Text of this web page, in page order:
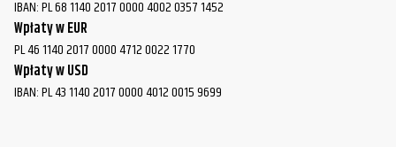
IBAN: PL 68 1140 2017 0000 4002 0357 1452
Wpłaty w EUR
PL 46 1140 2017 0000 4712 0022 1770
Wpłaty w USD
IBAN: PL 43 1140 2017 0000 4012 0015 9699